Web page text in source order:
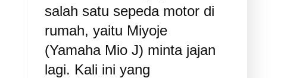
salah satu sepeda motor di
rumah, yaitu Miyoje
(Yamaha Mio J) minta jajan
lagi. Kali ini yang